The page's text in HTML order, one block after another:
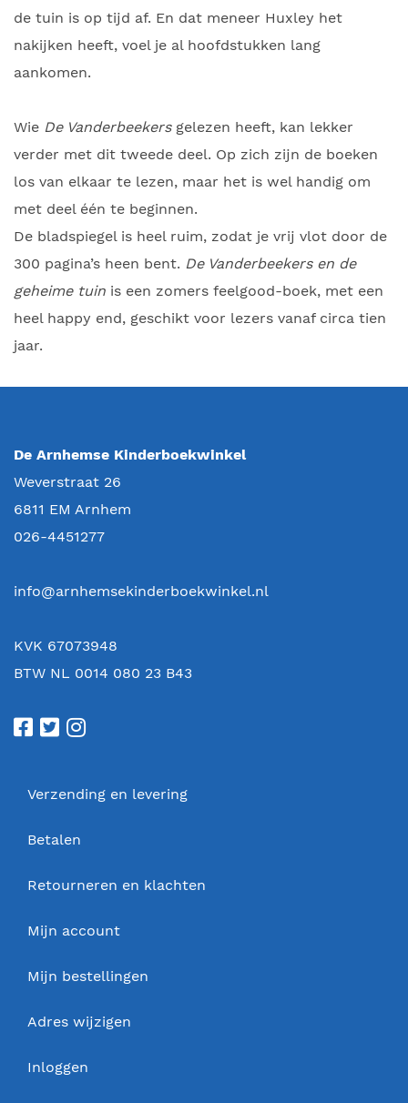
de tuin is op tijd af. En dat meneer Huxley het
nakijken heeft, voel je al hoofdstukken lang
aankomen.
Wie De Vanderbeekersgelezen heeft, kan lekker
verder met dit tweede deel. Op zich zijn de boeken
los van elkaar te lezen, maar het is wel handig om
met deel één te beginnen.
De bladspiegel is heel ruim, zodat je vrij vlot door de
300 pagina’s heen bent. De Vanderbeekers en de
geheime tuin is een zomers feelgood-boek, met een
heel happy end, geschikt voor lezers vanaf circa tien
jaar.
De Arnhemse Kinderboekwinkel
Weverstraat 26
6811 EM Arnhem
026-4451277
info@arnhemsekinderboekwinkel.nl
KVK 67073948
BTW NL 0014 080 23 B43
Verzending en levering
Betalen
Retourneren en klachten
Mijn account
Mijn bestellingen
Adres wijzigen
Inloggen